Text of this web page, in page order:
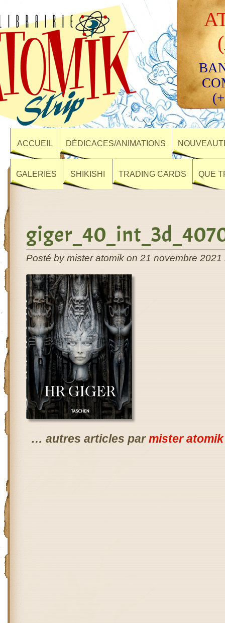
ACCUEIL DÉDICACES/ANIMATIONS
GALERIES SHIKISHI TRADING CARDS QUE
Posté by mister atomik on 21 novembre
… autres articles parmister atomik